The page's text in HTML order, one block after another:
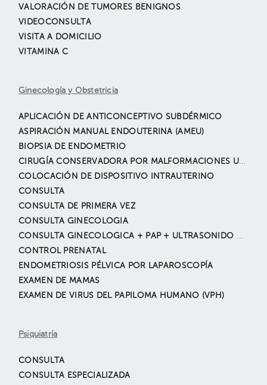
VALORACIÓN DE TUMORES BENIGNOS
VIDEOCONSULTA
VISITA A DOMICILIO
VITAMINA C
Ginecología y Obstetricia
APLICACIÓN DE ANTICONCEPTIVO SUBDÉRMICO
ASPIRACIÓN MANUAL ENDOUTERINA (AMEU)
BIOPSIA DE ENDOMETRIO
CIRUGÍA CONSERVADORA POR MALFORMACIONES UTERINAS
COLOCACIÓN DE DISPOSITIVO INTRAUTERINO
CONSULTA
CONSULTA DE PRIMERA VEZ
CONSULTA GINECOLOGIA
CONSULTA GINECOLOGICA + PAP + ULTRASONIDO GINECOLOGICO
CONTROL PRENATAL
ENDOMETRIOSIS PÉLVICA POR LAPAROSCOPÍA
EXAMEN DE MAMAS
EXAMEN DE VIRUS DEL PAPILOMA HUMANO (VPH)
Psiquiatría
CONSULTA
CONSULTA ESPECIALIZADA